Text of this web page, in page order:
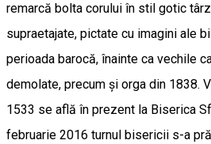
remarcă bolta corului în stil gotic
supraetajate, pictate cu imagini ale
perioada barocă, înainte ca vechile
demolate, precum şi orga din 1838.
1533 se află în prezent la Biserica
februarie 2016 turnul bisericii s-a